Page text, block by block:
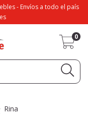
- Envíos a todo el país
0
Rina